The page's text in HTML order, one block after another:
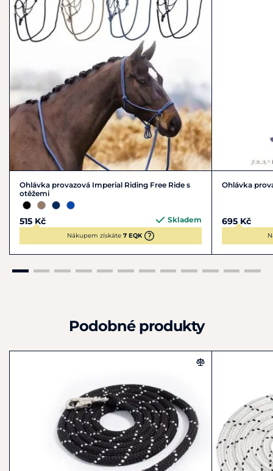
Ohlávka provazová Imperial Riding Free Ride s
otěžemi
515 Kč Skladem
Nákupem získáte 7 EQK
Ohlávka
695 Kč
Podobné produkty